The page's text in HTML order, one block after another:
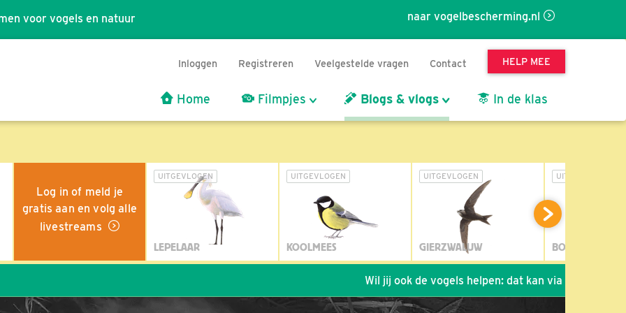
naar vogelbescherming.nl
voor vogels en natuur
Inloggen Registreren Veelgestelde vragen Contact HELP MEE
Home Filmpjes Blogs & vlogs In de klas
Log in of meld je
gratis aan en volg alle
livestreams
UITGEVLOGEN
LEPELAAR
UITGEVLOGEN
KOOLMEES
UITGEVLOGEN
GIERZWALUW
UITGEVLOGEN
BOSUIL
Wil jij ook de vogels helpen: dat kan via de link!